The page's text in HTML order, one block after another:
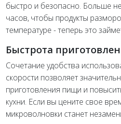
быстро и безопасно. Больше
часов, чтобы продукты
температуре - теперь это
Быстрота
Сочетание удобства
скорости позволяет
приготовления пищи и
кухни. Если вы цените свое
микроволновки станет